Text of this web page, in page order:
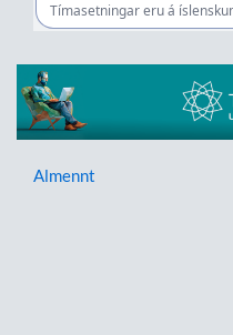
Almennt